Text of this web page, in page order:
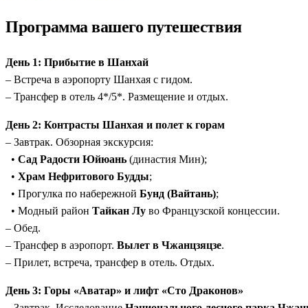
Встреча с символами: От гигантских панд в их
Программа вашего путешествия
День 1: Прибытие в Шанхай
– Встреча в аэропорту Шанхая с гидом.
– Трансфер в отель 4*/5*. Размещение и отдых.
День 2: Контрасты Шанхая и полет к горам
– Завтрак. Обзорная экскурсия:
• Сад Радости Юйюань (династия Мин);
• Храм Нефритового Будды;
• Прогулка по набережной Бунд (Вайтань);
• Модный район Тайкан Лу во Французской концессии.
– Обед.
– Трансфер в аэропорт. Вылет в Чжанцзяцзе.
– Прилет, встреча, трансфер в отель. Отдых.
День 3: Горы «Аватар» и лифт «Сто Драконов»